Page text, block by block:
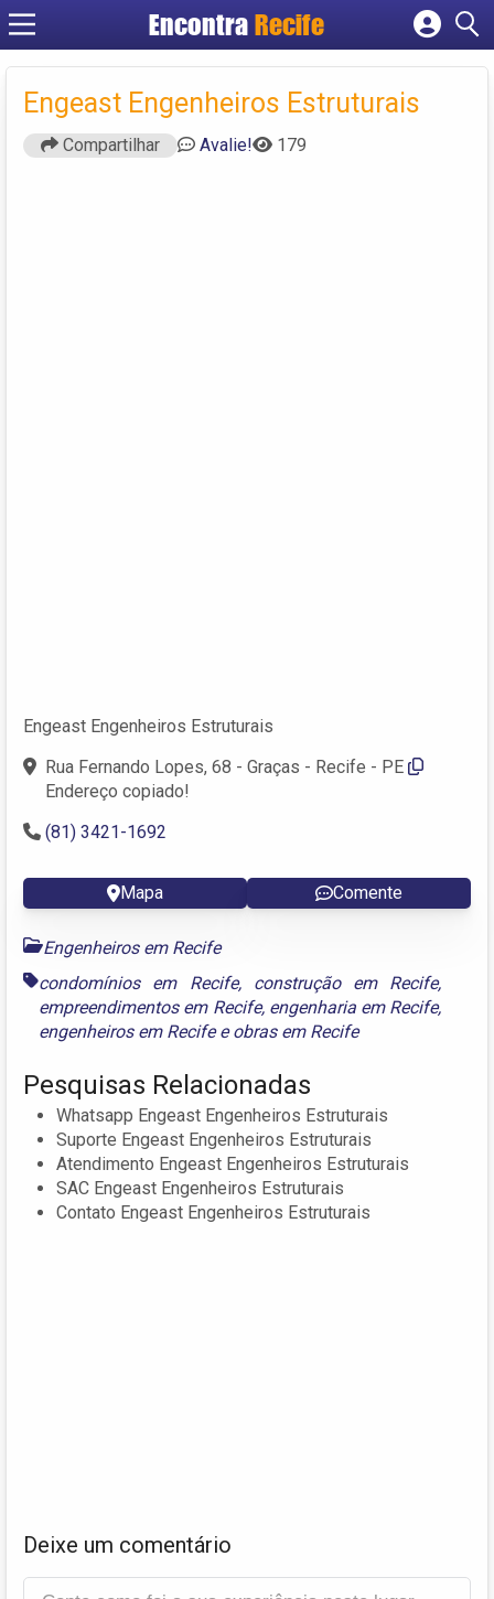
Encontra Recife
Cadastrar empresa
Criar conta
Engeast Engenheiros Estruturais
Compartilhar Avalie! 179
Engeast Engenheiros Estruturais
Rua Fernando Lopes, 68 - Graças - Recife - PE
Endereço copiado!
(81) 3421-1692
Mapa Comente
Engenheiros em Recife
condomínios em Recife, construção em Recife,
empreendimentos em Recife, engenharia em Recife,
engenheiros em Recifeeobras em Recife
Pesquisas Relacionadas
Whatsapp Engeast Engenheiros Estruturais
Suporte Engeast Engenheiros Estruturais
Atendimento Engeast Engenheiros Estruturais
SAC Engeast Engenheiros Estruturais
Contato Engeast Engenheiros Estruturais
Deixe um comentário